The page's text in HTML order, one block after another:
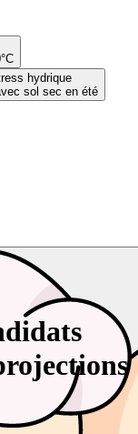
hydrique
sol sec en été